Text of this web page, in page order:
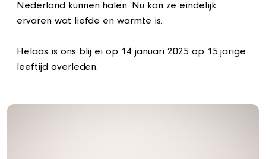
Nederland kunnen halen. Nu kan ze eindelijk
ervaren wat liefde en warmte is.
Helaas is ons blij ei op 14 januari 2025 op 15 jarige
leeftijd overleden.